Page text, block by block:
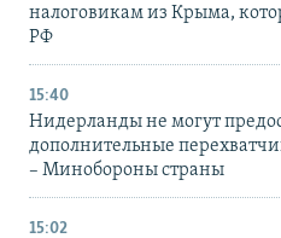
налоговикам из Крыма,
РФ
15:40
Нидерланды не могут
дополнительные
– Минобороны страны
15:02